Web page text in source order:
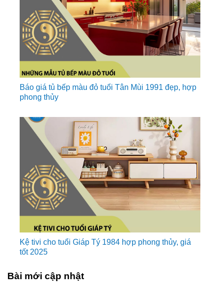
Báo giá tủ bếp màu đỏ tuổi Tân Mùi 1991 đẹp, hợp
phong thủy
Kệ tivi cho tuổi Giáp Tý 1984 hợp phong thủy, giá
tốt 2025
Bài mới cập nhật